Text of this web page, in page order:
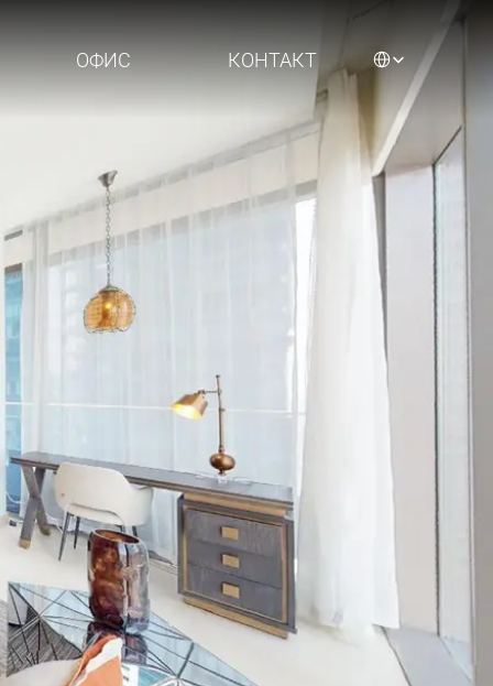
ОФИС КОНТАКТ
Select Language